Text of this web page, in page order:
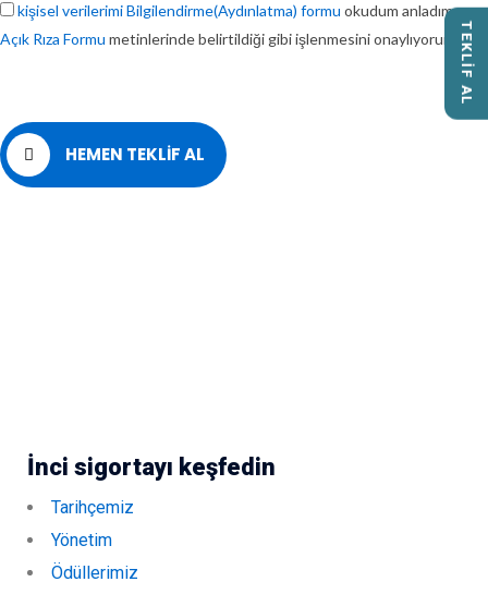
kişisel verilerimi Bilgilendirme(Aydınlatma) formu okudum anladım ve
Açık Rıza Formu metinlerinde belirtildiği gibi işlenmesini onaylıyorum.
HEMEN TEKLİF AL
TEKLİF AL
İnci sigortayı keşfedin
Tarihçemiz
Yönetim
Ödüllerimiz